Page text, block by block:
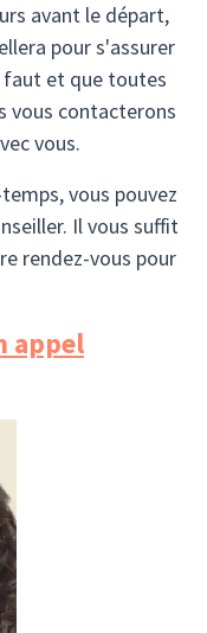
avant le départ,
pour s'assurer
faut et que toutes
vous contacterons
vous.
vous pouvez
Il vous suffit
rendez-vous pour
appel